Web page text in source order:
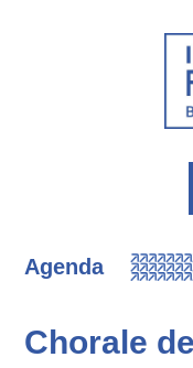
Agenda
Chorale